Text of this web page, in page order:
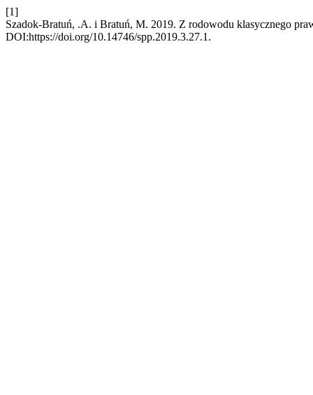
[1]
Szadok-Bratuń, .A. i Bratuń, M. 2019. Z rodowodu klasycznego
DOI:https://doi.org/10.14746/spp.2019.3.27.1.